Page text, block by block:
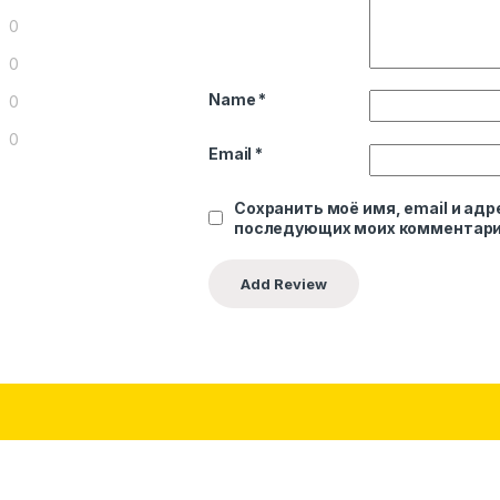
0
0
0
0
Name *
Email *
Сохранить моё имя, email и
последующих моих